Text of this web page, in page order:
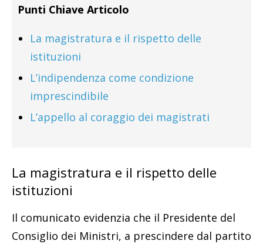
Punti Chiave Articolo
La magistratura e il rispetto delle
istituzioni
L’indipendenza come condizione
imprescindibile
L’appello al coraggio dei magistrati
La magistratura e il rispetto delle
istituzioni
Il comunicato evidenzia che il Presidente del
Consiglio dei Ministri, a prescindere dal partito